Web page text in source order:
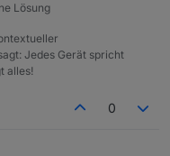
Lösung
Jedes Gerät spricht
alles!
0